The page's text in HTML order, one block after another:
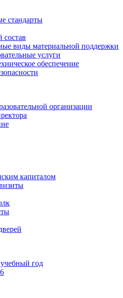
стандарты
состав
виды материальной поддержки
услуги
обеспечение
организации
капиталом
год